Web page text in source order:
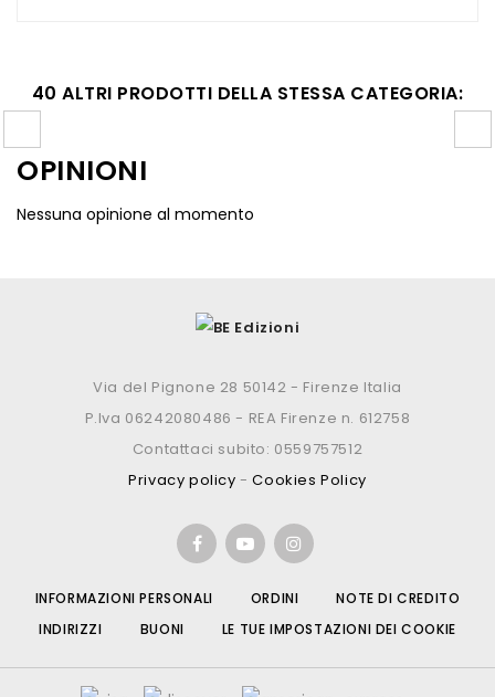
40 ALTRI PRODOTTI DELLA STESSA CATEGORIA:
OPINIONI
Nessuna opinione al momento
Via del Pignone 28 50142 - Firenze Italia
P.Iva 06242080486 - REA Firenze n. 612758
Contattaci subito: 0559757512
Privacy policy -Cookies Policy
INFORMAZIONI PERSONALI ORDINI
NOTE DI CREDITO
INDIRIZZI
BUONI LE TUE IMPOSTAZIONI DEI COOKIE